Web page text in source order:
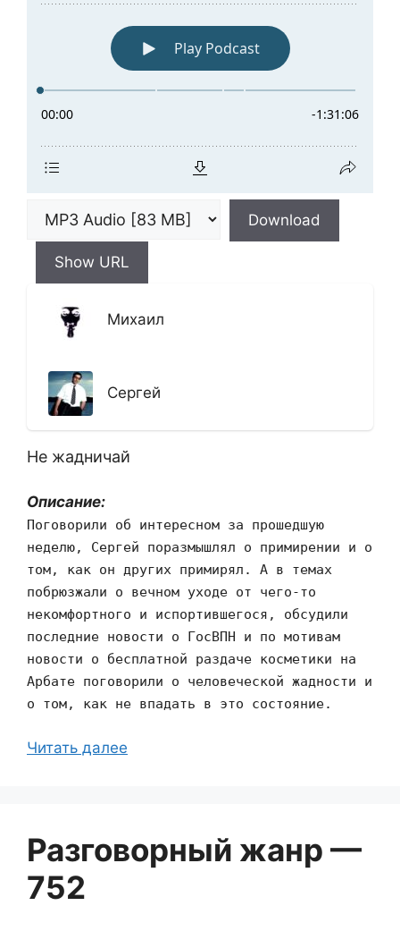
Download
Show URL
Михаил
Сергей
Не жадничай
Описание:
Поговорили об интересном за прошедшую
неделю, Сергей поразмышлял о примирении и о
том, как он других примирял. А в темах
побрюзжали о вечном уходе от чего-то
некомфортного и испортившегося, обсудили
последние новости о ГосВПН и по мотивам
новости о бесплатной раздаче косметики на
Арбате поговорили о человеческой жадности и
о том, как не впадать в это состояние.
Читать далее
Разговорный жанр —
752